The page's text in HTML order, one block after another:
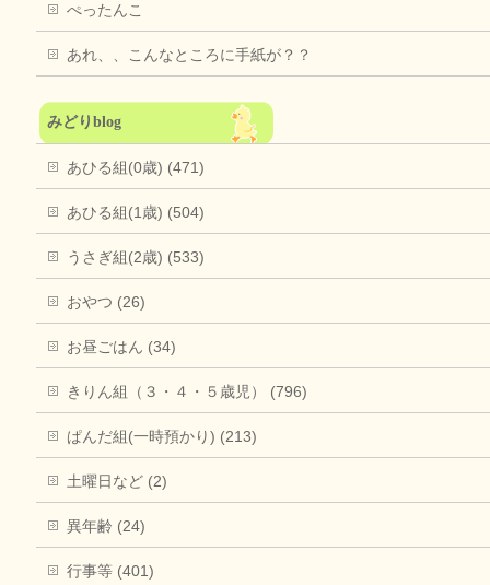
ぺったんこ
あれ、、こんなところに手紙が？？
みどりblog
あひる組(0歳) (471)
あひる組(1歳) (504)
うさぎ組(2歳) (533)
おやつ (26)
お昼ごはん (34)
きりん組（３・４・５歳児） (796)
ぱんだ組(一時預かり) (213)
土曜日など (2)
異年齢 (24)
行事等 (401)